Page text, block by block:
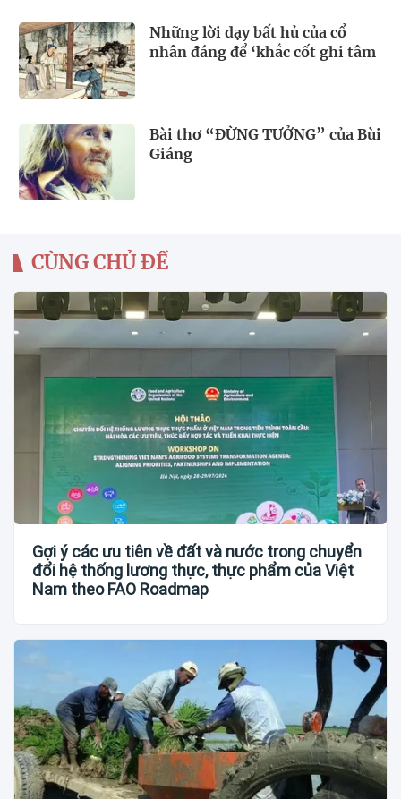
Những lời dạy bất hủ của cổ
nhân đáng để ‘khắc cốt ghi tâm
Bài thơ “ĐỪNG TƯỞNG” của Bùi
Giáng
CÙNG CHỦ ĐỀ
Gợi ý các ưu tiên về đất và nước trong chuyển
đổi hệ thống lương thực, thực phẩm của Việt
Nam theo FAO Roadmap